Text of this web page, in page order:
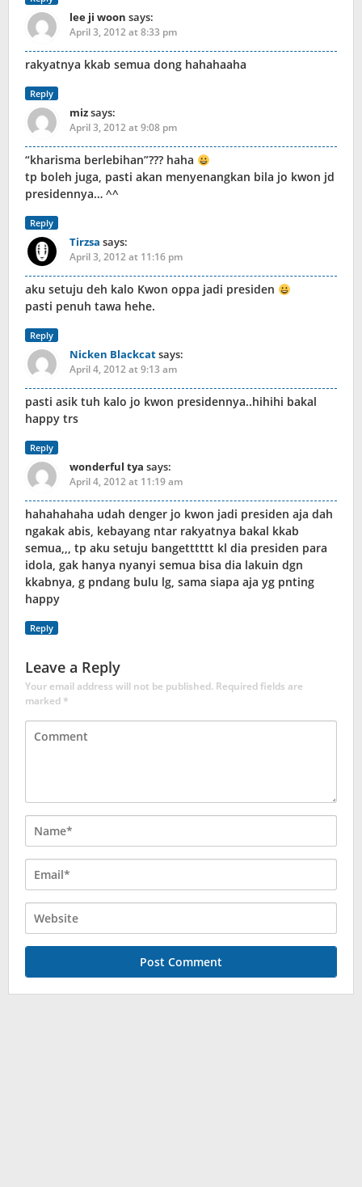
lee ji woon says:
April 3, 2012 at 8:33 pm
rakyatnya kkab semua dong hahahaaha
Reply
mizsays:
April 3, 2012 at 9:08 pm
“kharisma berlebihan”??? haha
tp boleh juga, pasti akan menyenangkan bila jo kwon jd
presidennya… ^^
Reply
Tirzsa says:
April 3, 2012 at 11:16 pm
aku setuju deh kalo Kwon oppa jadi presiden
pasti penuh tawa hehe.
Reply
Nicken Blackcatsays:
April 4, 2012 at 9:13 am
pasti asik tuh kalo jo kwon presidennya..hihihi bakal
happy trs
Reply
wonderful tya says:
April 4, 2012 at 11:19 am
hahahahaha udah denger jo kwon jadi presiden aja dah
ngakak abis, kebayang ntar rakyatnya bakal kkab
semua,,, tp aku setuju bangetttttt kl dia presiden para
idola, gak hanya nyanyi semua bisa dia lakuin dgn
kkabnya, g pndang bulu lg, sama siapa aja yg pnting
happy
Reply
Leave a Reply
Your email address will not be published. Required fields are
marked*